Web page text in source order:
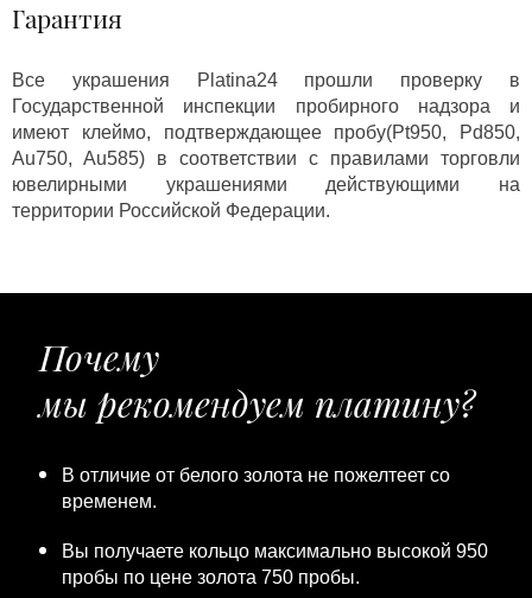
Гарантия
Все украшения Platina24 прошли проверку в
Государственной инспекции пробирного надзора и
имеют клеймо, подтверждающее пробу(Pt950, Pd850,
Au750, Au585) в соответствии с правилами торговли
ювелирными украшениями действующими на
территории Российской Федерации.
Почему
мы рекомендуем платину?
В отличие от белого золота не пожелтеет со
временем.
Вы получаете кольцо максимально высокой 950
пробы по цене золота 750 пробы.